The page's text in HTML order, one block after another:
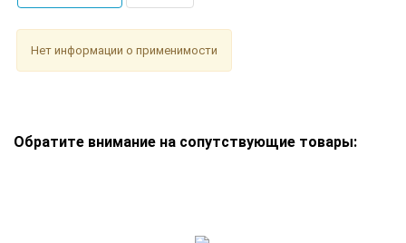
Нет информации о применимости
Обратите внимание на сопутствующие товары: